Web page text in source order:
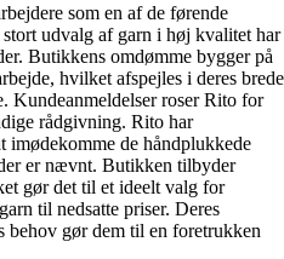
som en af de førende
udvalg af garn i høj kvalitet har
Butikkens omdømme bygger på
hvilket afspejles i deres brede
Kundeanmeldelser roser Rito for
rådgivning. Rito har
imødekomme de håndplukkede
er nævnt. Butikken tilbyder
gør det til et ideelt valg for
til nedsatte priser. Deres
behov gør dem til en foretrukken